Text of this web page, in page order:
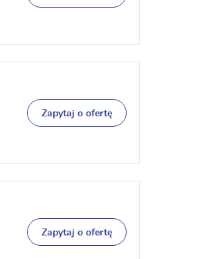
Zapytaj o ofertę
Zapytaj o ofertę